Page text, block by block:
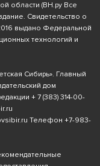
области (ВН.ру Все
Свидетельство о
выдано Федеральной
технологий и
Сибирь». Главный
дом
+ 7 (383) 314-00-
Телефон +7-983-